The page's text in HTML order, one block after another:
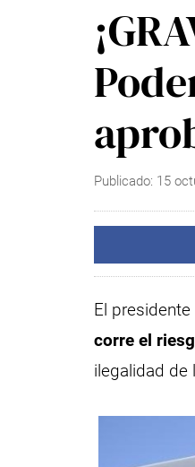
Publicado: 15
El
corre el
ilegalidad de